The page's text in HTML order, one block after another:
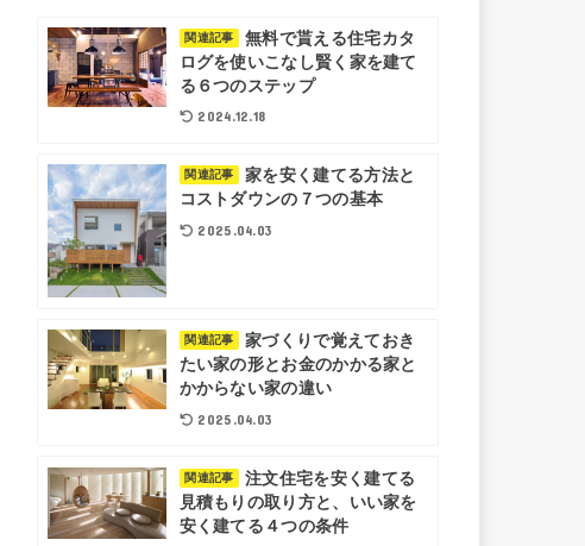
関連記事
無料で貰える住宅カタ
ログを使いこなし賢く家を建て
る６つのステップ
2024.12.18
関連記事
家を安く建てる方法と
コストダウンの７つの基本
2025.04.03
関連記事
家づくりで覚えておき
たい家の形とお金のかかる家と
かからない家の違い
2025.04.03
関連記事
注文住宅を安く建てる
見積もりの取り方と、いい家を
安く建てる４つの条件